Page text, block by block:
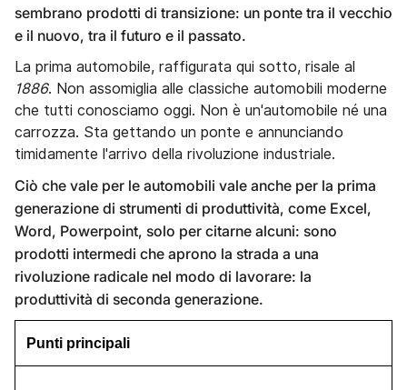
sembrano prodotti di transizione: un ponte tra il vecchio
e il nuovo, tra il futuro e il passato.
La prima automobile, raffigurata qui sotto, risale al
1886. Non assomiglia alle classiche automobili moderne
che tutti conosciamo oggi. Non è un'automobile né una
carrozza. Sta gettando un ponte e annunciando
timidamente l'arrivo della rivoluzione industriale.
Ciò che vale per le automobili vale anche per la prima
generazione di strumenti di produttività, come Excel,
Word, Powerpoint, solo per citarne alcuni: sono
prodotti intermedi che aprono la strada a una
rivoluzione radicale nel modo di lavorare: la
produttività di seconda generazione.
Punti principali